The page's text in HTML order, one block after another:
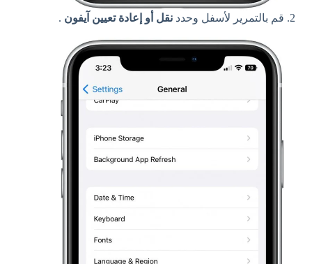
قم بالتمرير لأسفل وحدد نقل أو إعادة تعيين آيفون .